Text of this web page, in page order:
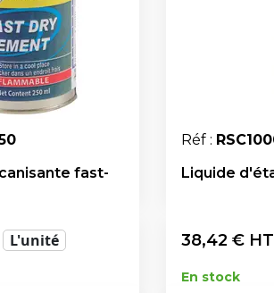
fast-
L'unité
Réf :
Liquide
38,42 €
En stock